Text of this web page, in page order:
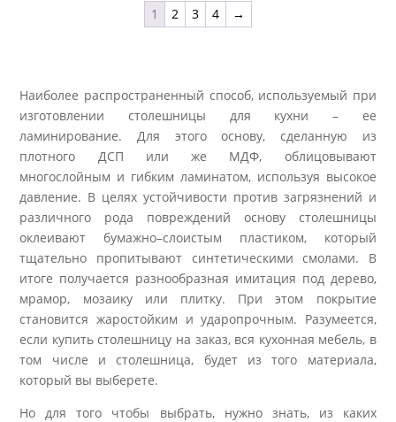
1 2 3 4 →
Наиболее распространенный способ, используемый при
изготовлении столешницы для кухни – ее
ламинирование. Для этого основу, сделанную из
плотного ДСП или же МДФ, облицовывают
многослойным и гибким ламинатом, используя высокое
давление. В целях устойчивости против загрязнений и
различного рода повреждений основу столешницы
оклеивают бумажно–слоистым пластиком, который
тщательно пропитывают синтетическими смолами. В
итоге получается разнообразная имитация под дерево,
мрамор, мозаику или плитку. При этом покрытие
становится жаростойким и ударопрочным. Разумеется,
если купить столешницу на заказ, вся кухонная мебель, в
том числе и столешница, будет из того материала,
который вы выберете.
Но для того чтобы выбрать, нужно знать, из каких